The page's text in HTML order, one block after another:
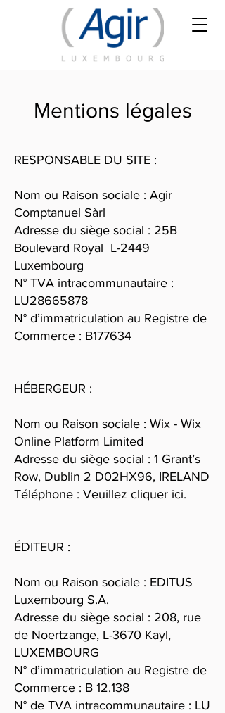
Mentions légales
RESPONSABLE DU SITE :
Nom ou Raison sociale : Agir
Comptanuel Sàrl
Adresse du siège social : 25B
Boulevard Royal L-2449
Luxembourg
N° TVA intracommunautaire :
LU28665878
N° d’immatriculation au Registre de
Commerce : B177634
HÉBERGEUR :
Nom ou Raison sociale : Wix - Wix
Online Platform Limited
Adresse du siège social : 1 Grant’s
Row, Dublin 2 D02HX96, IRELAND
Téléphone : Veuillez cliquer ici.
ÉDITEUR :
Nom ou Raison sociale : EDITUS
Luxembourg S.A.
Adresse du siège social : 208, rue
de Noertzange, L-3670 Kayl,
LUXEMBOURG
N° d’immatriculation au Registre de
Commerce : B 12.138
N° de TVA intracommunautaire : LU